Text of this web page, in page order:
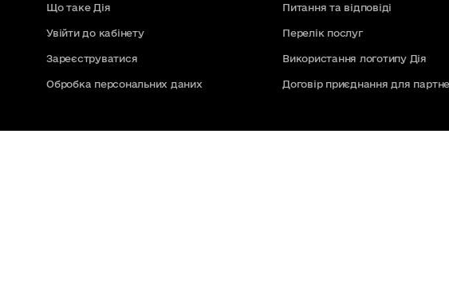
Що таке Дія
Увійти до кабінету
Зареєструватися
Обробка персональних даних
Питання та відповіді
Перелік послуг
Використання логотипу Дія
Договір приєднання для